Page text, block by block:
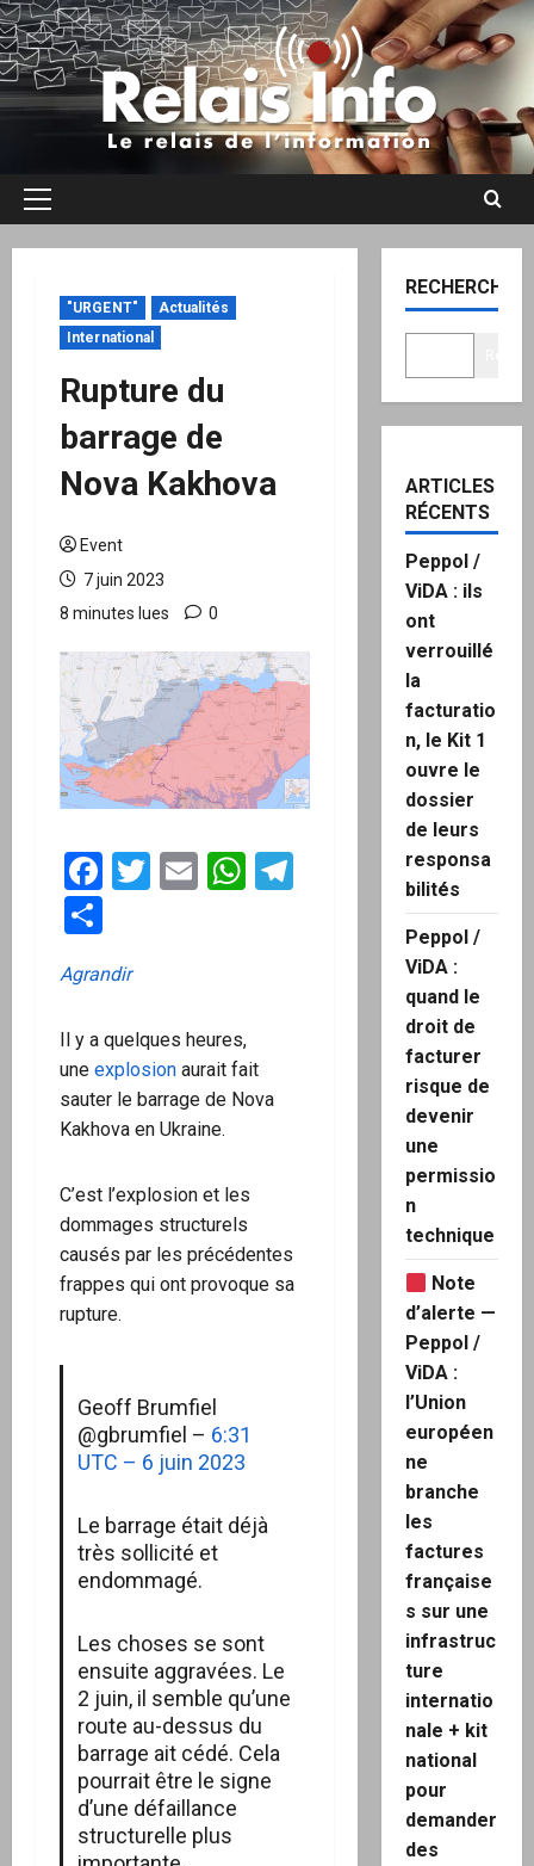
Aller
au
contenu
Menu
"URGENT"
Actualités
International
Rupture du
barrage de
Nova Kakhova
Event
7 juin 2023
8 minutes lues
0
Facebook
Twitter
EmailWhatsApp
Telegram
Agrandir
Il y a quelques heures,
une explosion aurait fait
sauter le barrage de Nova
Kakhova en Ukraine.
C’est l’explosion et les
dommages structurels
causés par les précédentes
frappes qui ont provoque sa
rupture.
Geoff Brumfiel
@gbrumfiel – 6:31
UTC – 6 juin 2023
Le barrage était déjà
très sollicité et
endommagé.
Les choses se sont
ensuite aggravées. Le
2 juin, il semble qu’une
route au-dessus du
barrage ait cédé. Cela
pourrait être le signe
d’une défaillance
structurelle plus
RECHERCHER
ARTICLES
RÉCENTS
Peppol /
ViDA : ils
ont
verrouillé
la
facturatio
n, le Kit 1
ouvre le
dossier
de leurs
responsa
bilités
Peppol /
ViDA :
quand le
droit de
facturer
risque de
devenir
une
permissio
n
technique
Note
d’alerte —
Peppol /
ViDA :
l’Union
européen
ne
branche
les
factures
française
s sur une
infrastruc
ture
internatio
nale + kit
national
pour
demander
des